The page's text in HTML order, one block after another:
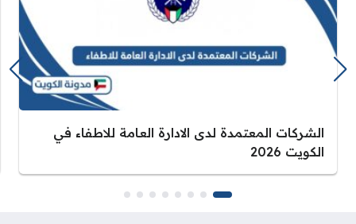
الشركات المعتمدة لدى الادارة العامة للاطفاء في
الكويت 2026